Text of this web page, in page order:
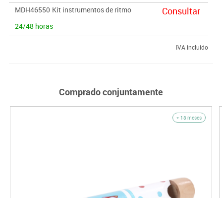
MDH46550 Kit instrumentos de ritmo
24/48 horas
Consultar
IVA incluido
Comprado conjuntamente
+ 18 meses